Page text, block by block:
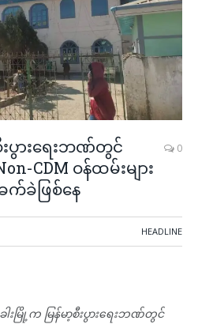
းပွားရေးဘဏ်တွင်
CDM ဝန်ထမ်းများ
ခဲဖြစ်နေ
0
HEADLINE
းမြို့က မြန်မာ့စီးပွားရေးဘဏ်တွင်